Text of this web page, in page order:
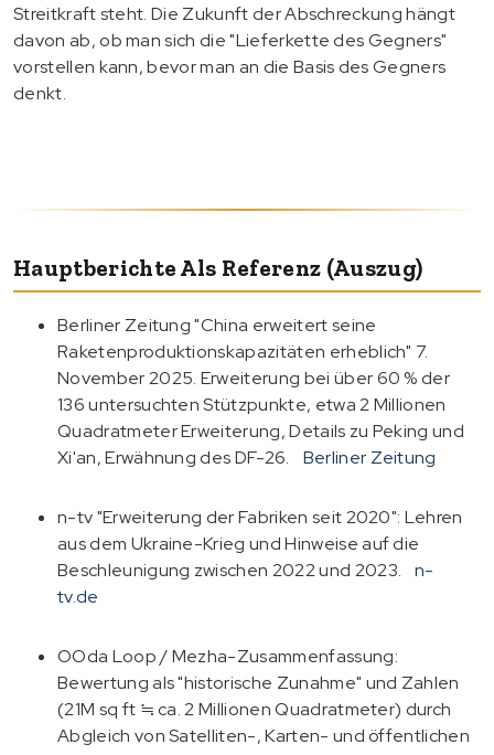
Streitkraft steht. Die Zukunft der Abschreckung hängt
davon ab, ob man sich die "Lieferkette des Gegners"
vorstellen kann, bevor man an die Basis des Gegners
denkt.
Hauptberichte Als Referenz (Auszug)
Berliner Zeitung "China erweitert seine
Raketenproduktionskapazitäten erheblich" 7.
November 2025. Erweiterung bei über 60 % der
136 untersuchten Stützpunkte, etwa 2 Millionen
Quadratmeter Erweiterung, Details zu Peking und
Xi'an, Erwähnung des DF-26.
Berliner Zeitung
n-tv "Erweiterung der Fabriken seit 2020": Lehren
aus dem Ukraine-Krieg und Hinweise auf die
Beschleunigung zwischen 2022 und 2023.
n-
tv.de
OOda Loop / Mezha-Zusammenfassung:
Bewertung als "historische Zunahme" und Zahlen
(21M sq ft ≒ ca. 2 Millionen Quadratmeter) durch
Abgleich von Satelliten-, Karten- und öffentlichen